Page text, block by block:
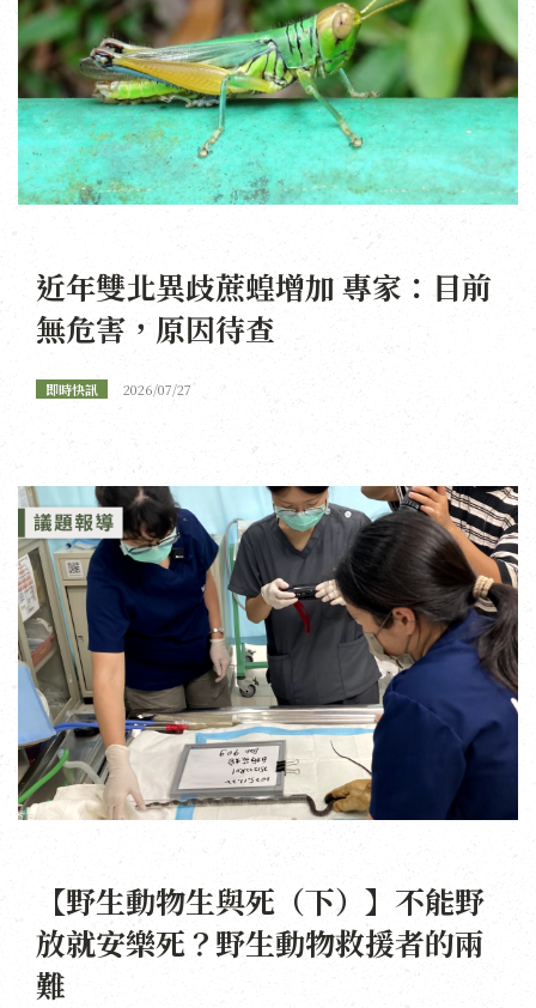
近年雙北異歧蔗蝗增加 專家：目前
無危害，原因待查
即時快訊 2026/07/27
【野生動物生與死（下）】不能野
放就安樂死？野生動物救援者的兩
難